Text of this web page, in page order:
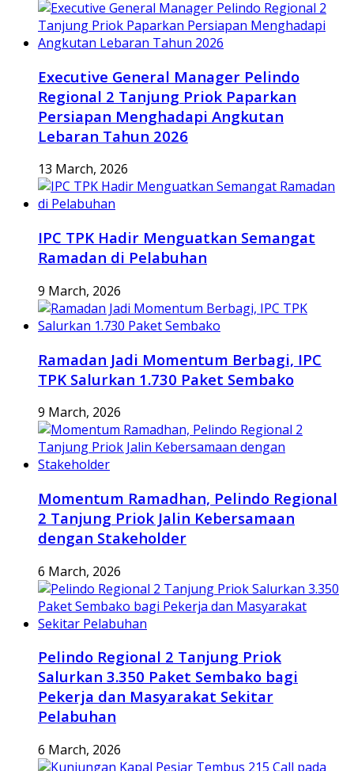
Executive General Manager Pelindo
Regional 2 Tanjung Priok Paparkan
Persiapan Menghadapi Angkutan
Lebaran Tahun 2026
13 March, 2026
IPC TPK Hadir Menguatkan Semangat
Ramadan di Pelabuhan
9 March, 2026
Ramadan Jadi Momentum Berbagi, IPC
TPK Salurkan 1.730 Paket Sembako
9 March, 2026
Momentum Ramadhan, Pelindo Regional
2 Tanjung Priok Jalin Kebersamaan
dengan Stakeholder
6 March, 2026
Pelindo Regional 2 Tanjung Priok
Salurkan 3.350 Paket Sembako bagi
Pekerja dan Masyarakat Sekitar
Pelabuhan
6 March, 2026